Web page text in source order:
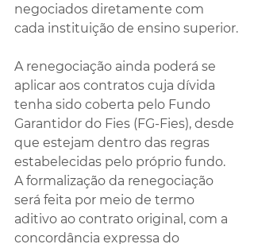
negociados diretamente com
cada instituição de ensino superior.
A renegociação ainda poderá se
aplicar aos contratos cuja dívida
tenha sido coberta pelo Fundo
Garantidor do Fies (FG-Fies), desde
que estejam dentro das regras
estabelecidas pelo próprio fundo.
A formalização da renegociação
será feita por meio de termo
aditivo ao contrato original, com a
concordância expressa do